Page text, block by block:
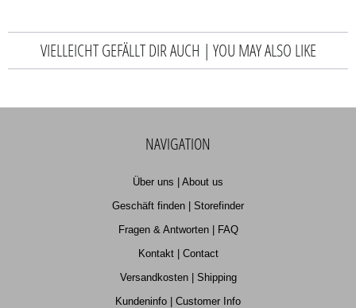
VIELLEICHT GEFÄLLT DIR AUCH | YOU MAY ALSO LIKE
NAVIGATION
Über uns | About us
Geschäft finden | Storefinder
Fragen & Antworten | FAQ
Kontakt | Contact
Versandkosten | Shipping
Kundeninfo | Customer Info